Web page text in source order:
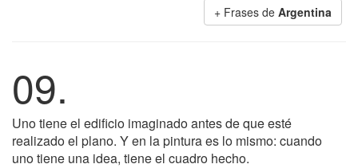
+ Frases de Argentina
09.
Uno tiene el edificio imaginado antes de que esté
realizado el plano. Y en la pintura es lo mismo: cuando
uno tiene una idea, tiene el cuadro hecho.